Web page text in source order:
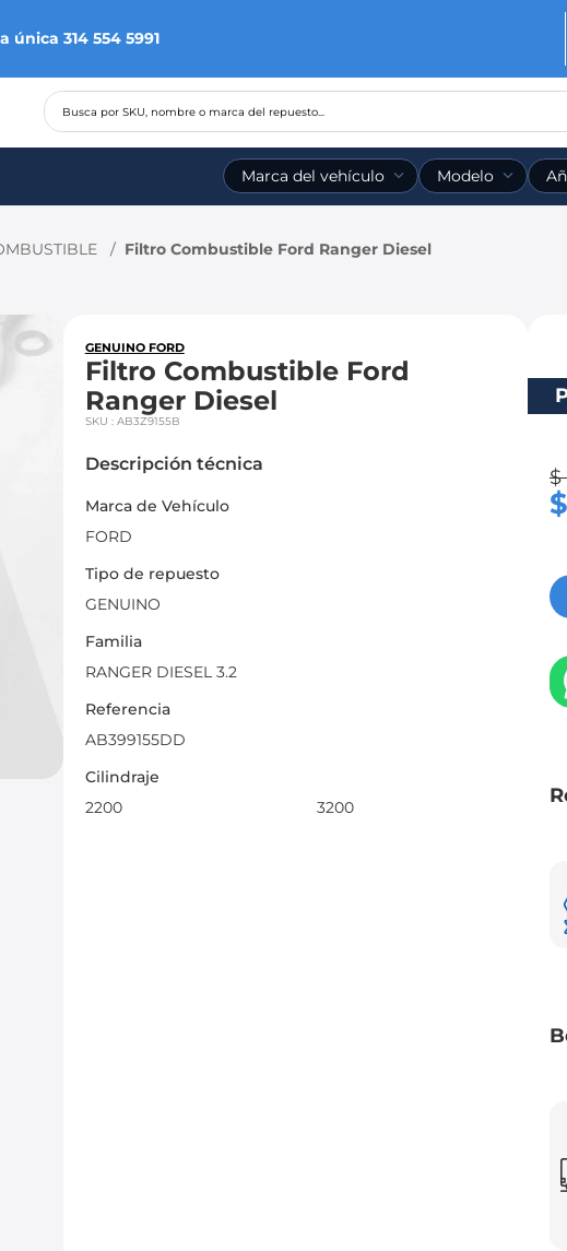
única 314 554 5991
Busca por SKU, nombre o marca del repuesto...
Marca del vehículo Modelo
Filtro Combustible Ford Ranger Diesel
GENUINO FORD
Filtro Combustible Ford
Ranger Diesel
SKU : AB3Z9155B
Descripción técnica
Marca de Vehículo
FORD
Tipo de repuesto
GENUINO
Familia
RANGER DIESEL 3.2
Referencia
AB399155DD
Cilindraje
2200
3200
$
$